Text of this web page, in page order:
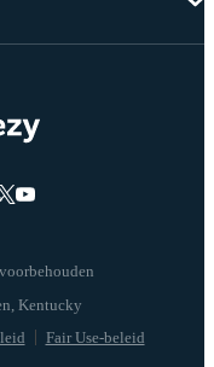
Fair Use-beleid